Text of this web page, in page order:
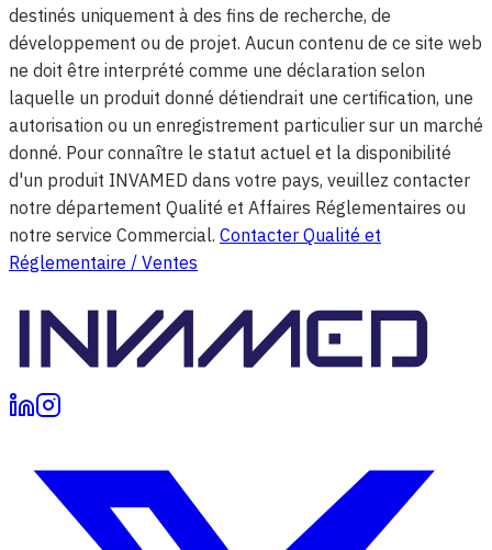
destinés uniquement à des fins de recherche, de
développement ou de projet. Aucun contenu de ce site web
ne doit être interprété comme une déclaration selon
laquelle un produit donné détiendrait une certification, une
autorisation ou un enregistrement particulier sur un marché
donné. Pour connaître le statut actuel et la disponibilité
d'un produit INVAMED dans votre pays, veuillez contacter
notre département Qualité et Affaires Réglementaires ou
notre service Commercial. Contacter Qualité et
Réglementaire / Ventes